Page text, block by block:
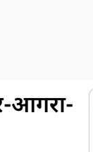
आगरा-